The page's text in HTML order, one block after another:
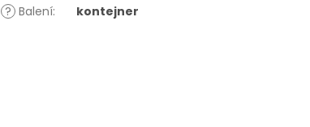
? Balení: kontejner